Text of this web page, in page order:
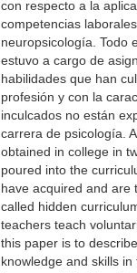
con respecto a la
competencias
neuropsicología. Todo
estuvo a cargo de
habilidades que han
profesión y con la
inculcados no están
carrera de psicología.
obtained in college in
poured into the
have acquired and are
called hidden
teachers teach
this paper is to
knowledge and skills